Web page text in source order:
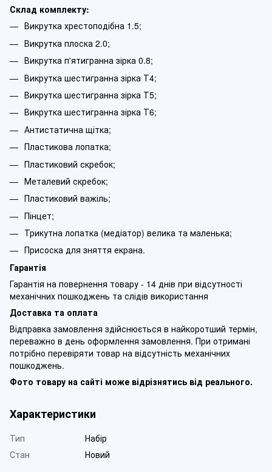
Склад комплекту:
Викрутка хрестоподібна 1.5;
Викрутка плоска 2.0;
Викрутка п'ятигранна зірка 0.8;
Викрутка шестигранна зірка Т4;
Викрутка шестигранна зірка Т5;
Викрутка шестигранна зірка Т6;
Антистатична щітка;
Пластикова лопатка;
Пластиковий скребок;
Металевий скребок;
Пластиковий важіль;
Пінцет;
Трикутна лопатка (медіатор) велика та маленька;
Присоска для зняття екрана.
Гарантія
Гарантія на повернення товару - 14 днів при відсутності
механічних пошкоджень та слідів використання
Доставка та оплата
Відправка замовлення здійснюється в найкоротший термін,
переважно в день оформлення замовлення. При отримані
потрібно перевіряти товар на відсутність механічних
пошкоджень.
Фото товару на сайті може відрізнятись від реального.
Характеристики
Тип
Набір
Стан
Новий